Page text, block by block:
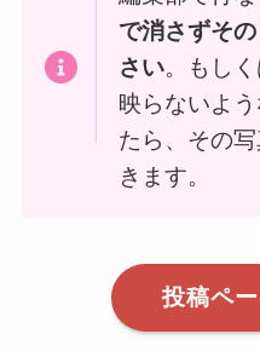
で消さずそ
さい。もし
映らないよ
たら、その
きます。
投稿ペ